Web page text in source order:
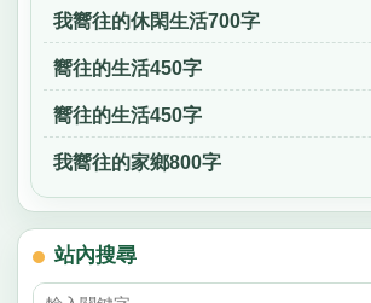
我嚮往的休閑生活700字
嚮往的生活450字
嚮往的生活450字
我嚮往的家鄉800字
站內搜尋